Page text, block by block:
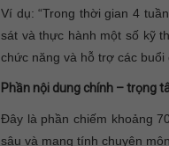
Ví dụ:“Trong thời gian 4
sát và thực hành một số kỹ
chức năng và hỗ trợ các buổi
Phần nội dung chính – trọng
Đây là phần chiếm khoảng
sâu và mang tính chuyên